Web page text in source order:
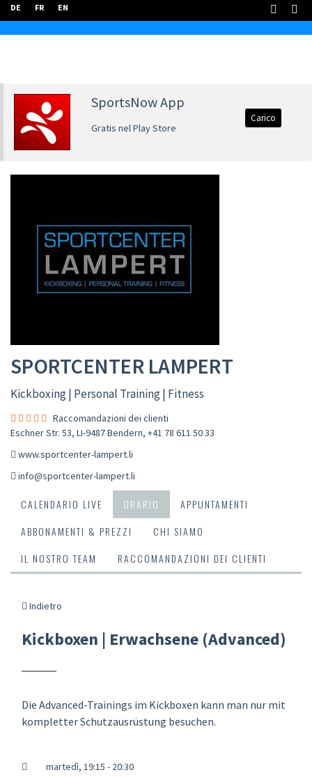
DE FR EN
SportsNow App
Gratis nel Play Store
Carico
SPORTCENTER LAMPERT
Kickboxing | Personal Training | Fitness
Raccomandazioni dei clienti
Eschner Str. 53, LI-9487 Bendern, +41 78 611 50 33
www.sportcenter-lampert.li
info@sportcenter-lampert.li
CALENDARIO LIVE ORARIO
APPUNTAMENTI
ABBONAMENTI & PREZZI
CHI SIAMO
IL NOSTRO TEAM
RACCOMANDAZIONI DEI CLIENTI
Indietro
Kickboxen | Erwachsene (Advanced)
Die Advanced-Trainings im Kickboxen kann man nur mit
kompletter Schutzausrüstung besuchen.
martedì, 19:15 - 20:30